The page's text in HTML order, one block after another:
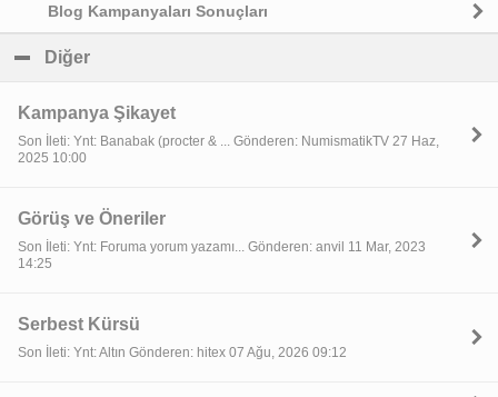
Blog Kampanyaları Sonuçları
Diğer
Kampanya Şikayet
Son İleti: Ynt: Banabak (procter & ... Gönderen: NumismatikTV 27 Haz,
2025 10:00
Görüş ve Öneriler
Son İleti: Ynt: Foruma yorum yazamı... Gönderen: anvil 11 Mar, 2023
14:25
Serbest Kürsü
Son İleti: Ynt: Altın Gönderen: hitex 07 Ağu, 2026 09:12